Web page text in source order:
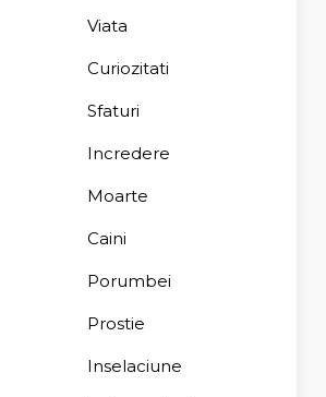
Viata
Curiozitati
Sfaturi
Incredere
Moarte
Caini
Porumbei
Prostie
Inselaciune